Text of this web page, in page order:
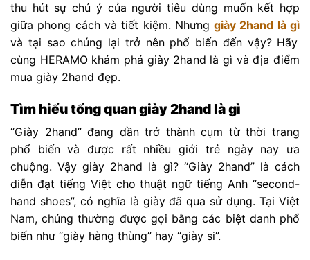
thu hút sự chú ý của người tiêu dùng muốn kết hợp
giữa phong cách và tiết kiệm. Nhưnggiày 2hand là gì
và tại sao chúng lại trở nên phổ biến đến vậy? Hãy
cùng HERAMO khám phá giày 2hand là gì và địa điểm
mua giày 2hand đẹp.
Tìm hiểu tổng quan giày 2hand là gì
“Giày 2hand” đang dần trở thành cụm từ thời trang
phổ biến và được rất nhiều giới trẻ ngày nay ưa
chuộng. Vậy giày 2hand là gì? “Giày 2hand” là cách
diễn đạt tiếng Việt cho thuật ngữ tiếng Anh “second-
hand shoes”, có nghĩa là giày đã qua sử dụng. Tại Việt
Nam, chúng thường được gọi bằng các biệt danh phổ
biến như “giày hàng thùng” hay “giày si”.